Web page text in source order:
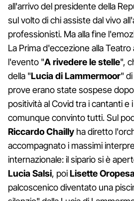
all'arrivo del presidente della
sul volto di chi assiste dal vivo
professionisti. Ma alla fine
La Prima d'eccezione alla Teatro
l'evento "A rivedere le stelle",
della "Lucia di Lammermoor" di
prove erano state sospese
positività al Covid tra i cantanti e
comunque convinto tutti. Sul
Riccardo Chailly ha diretto
accompagnato i massimi
internazionale: il sipario si è
Lucia Salsi, poiLisette
palcoscenico diventato una